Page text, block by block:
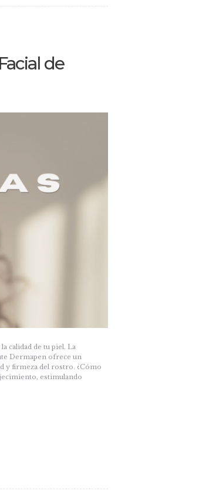
de
calidad de tu piel. La
Dermapen ofrece un
y firmeza del rostro. ¿Cómo
estimulando